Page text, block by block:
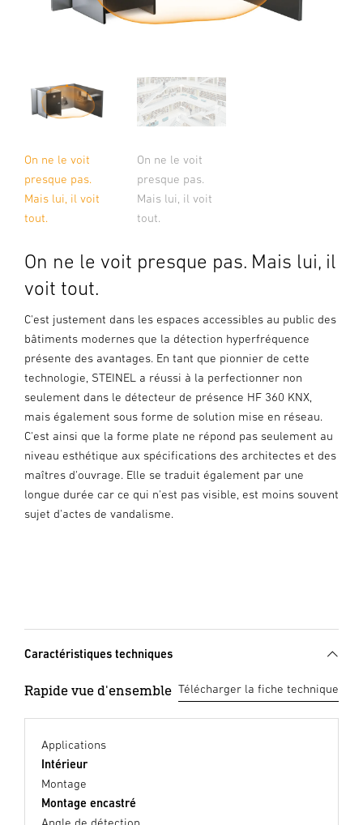
On ne le voit
presque pas.
Mais lui, il voit
tout.
On ne le voit
presque pas.
Mais lui, il voit
tout.
On ne le voit presque pas. Mais lui, il
voit tout.
C'est justement dans les espaces accessibles au public des
bâtiments modernes que la détection hyperfréquence
présente des avantages. En tant que pionnier de cette
technologie, STEINEL a réussi à la perfectionner non
seulement dans le détecteur de présence HF 360 KNX,
mais également sous forme de solution mise en réseau.
C'est ainsi que la forme plate ne répond pas seulement au
niveau esthétique aux spécifications des architectes et des
maîtres d'ouvrage. Elle se traduit également par une
longue durée car ce qui n'est pas visible, est moins souvent
sujet d'actes de vandalisme.
Caractéristiques techniques
Rapide vue d'ensemble Télécharger la fiche technique
Applications
Intérieur
Montage
Montage encastré